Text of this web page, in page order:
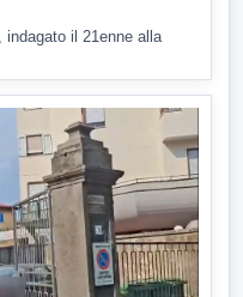
indagato il 21enne alla